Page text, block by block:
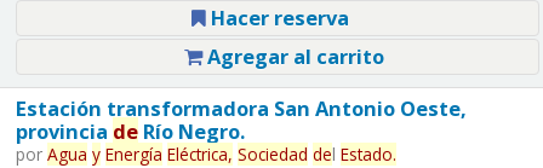
Hacer reserva
Agregar al carrito
Estación transformadora San Antonio Oeste,
provincia deRío Negro.
por Agua y Energía Eléctrica, Sociedad del Estado.